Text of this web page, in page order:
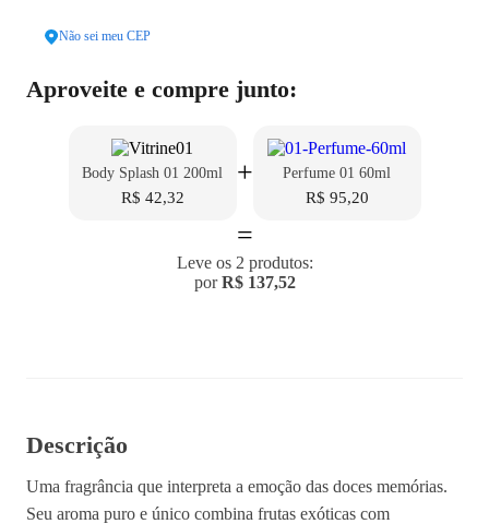
Não sei meu CEP
Aproveite e compre junto:
Body Splash 01 200ml
R$ 42,32
+ Perfume 01 60ml
R$ 95,20
=
Leve os 2 produtos:
porR$ 137,52
Descrição
Uma fragrância que interpreta a emoção das doces memórias.
Seu aroma puro e único combina frutas exóticas com